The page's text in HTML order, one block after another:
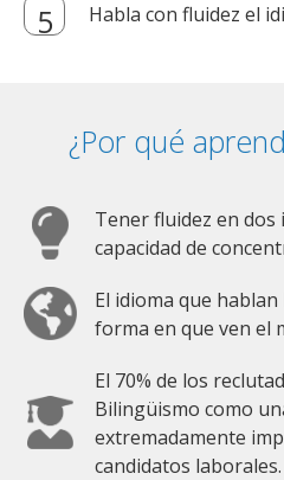
Habla con fluidez el
¿Por qué
Tener fluidez en dos
capacidad de
El idioma que
forma en que ven el
El 70% de los
Bilingüismo como
extremadamente
candidatos laborales.